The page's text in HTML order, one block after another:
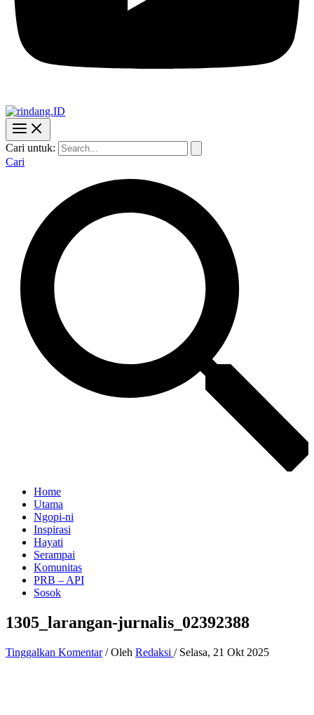
Cari untuk:
Cari
Home
Utama
Ngopi-ni
Inspirasi
Hayati
Serampai
Komunitas
PRB – API
Sosok
1305_larangan-jurnalis_02392388
Tinggalkan Komentar / Oleh Redaksi / Selasa, 21 Okt 2025